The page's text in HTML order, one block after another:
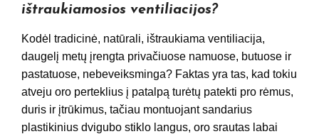
ištraukiamosios ventiliacijos?
Kodėl tradicinė, natūrali, ištraukiama ventiliacija,
daugelį metų įrengta privačiuose namuose, butuose ir
pastatuose, nebeveiksminga? Faktas yra tas, kad tokiu
atveju oro perteklius į patalpą turėtų patekti pro rėmus,
duris ir įtrūkimus, tačiau montuojant sandarius
plastikinius dvigubo stiklo langus, oro srautas labai